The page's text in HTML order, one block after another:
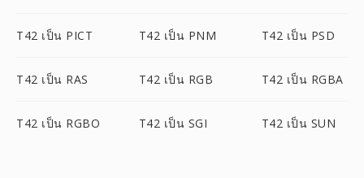
T42 เป็น PICT T42 เป็น PNM T42 เป็น PSD
T42 เป็น RAS T42 เป็น RGB T42 เป็น RGBA
T42 เป็น RGBO T42 เป็น SGI T42 เป็น SUN